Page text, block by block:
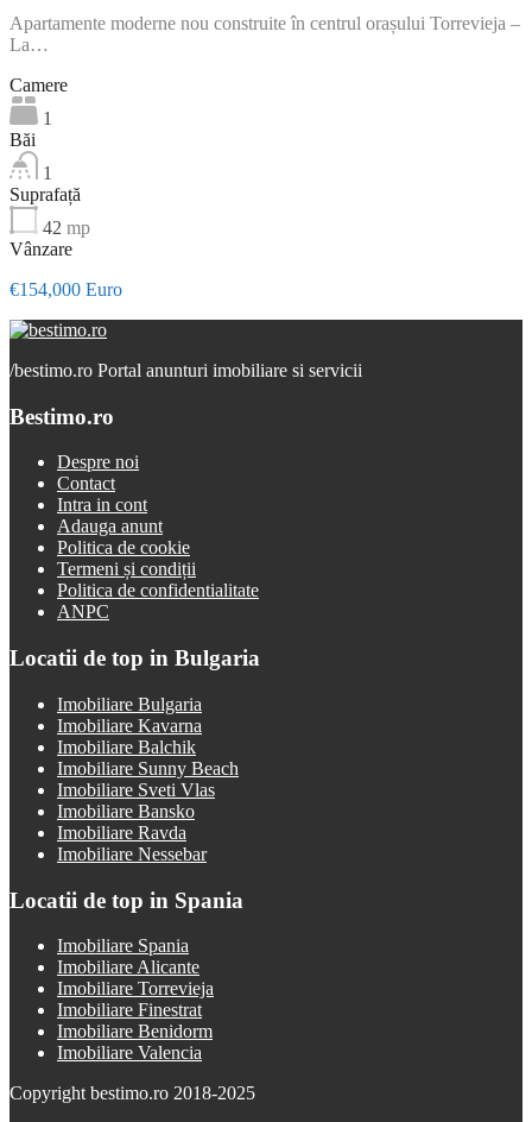
Apartamente moderne nou construite în centrul orașului Torrevieja –
La…
Camere
1
Băi
1
Suprafață
42 mp
Vânzare
€154,000 Euro
/bestimo.ro Portal anunturi imobiliare si servicii
Bestimo.ro
Despre noi
Contact
Intra in cont
Adauga anunt
Politica de cookie
Termeni și condiții
Politica de confidentialitate
ANPC
Locatii de top in Bulgaria
Imobiliare Bulgaria
Imobiliare Kavarna
Imobiliare Balchik
Imobiliare Sunny Beach
Imobiliare Sveti Vlas
Imobiliare Bansko
Imobiliare Ravda
Imobiliare Nessebar
Locatii de top in Spania
Imobiliare Spania
Imobiliare Alicante
Imobiliare Torrevieja
Imobiliare Finestrat
Imobiliare Benidorm
Imobiliare Valencia
Copyright bestimo.ro 2018-2025